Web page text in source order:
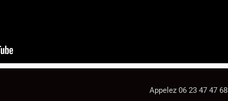
Appelez 06 23 47 47 68